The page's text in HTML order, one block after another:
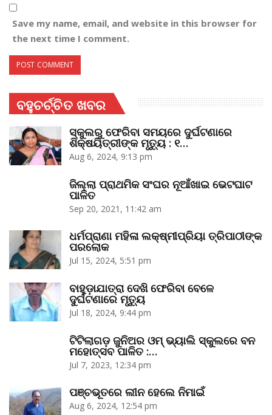
Save my name, email, and website in this browser for
the next time I comment.
ବହୁଚର୍ଚ୍ଚିତ ଖବର
ସ୍କୁଲରୁ ଫେରିବା ସମୟରେ ଦୁର୍ଘଟଣାରେ
ଶିକ୍ଷୟିତ୍ରୀଙ୍କ ମୃତ୍ୟୁ : ୧…
Aug 6, 2024, 9:13 pm
ଜିଲ୍ଲା ପ୍ରାଥମିକ ସଂଘର ନୂଆଁଖାଇ ଭେଟଘାଟ
ପାଳିତ
Sep 20, 2021, 11:42 am
ଧର୍ମପ୍ରାଣା ମହିଳା ଲକ୍ଷ୍ମୀପ୍ରିୟା ତ୍ରିପାଠୀଙ୍କ
ପରଲୋକ
Jul 15, 2024, 5:51 pm
ବାହୁଡ଼ାଯାତ୍ରା ଦେଖି ଫେରିବା ବେଳେ
ଦୁର୍ଘଟଣାରେ ମୃତ୍ୟୁ
Jul 18, 2024, 9:44 pm
ଟିଟିଲାଗଡ଼ ଜୁନିଅର ଓମ୍‌ ଭ୍ୟାଲି ସ୍କୁଲରେ ବନ
ମହୋତ୍ସବ ପାଳିତ :…
Jul 7, 2023, 12:34 pm
ପଞ୍ଚଭୂତରେ ଲୀନ ହେଲେ ନିମାଇଁ
Aug 6, 2024, 12:54 pm